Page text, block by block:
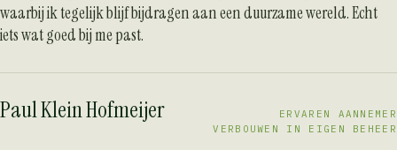
waarbij ik tegelijk blijf bijdragen aan een duurzame wereld. Echt
iets wat goed bij me past.
Paul Klein Hofmeijer
ERVAREN AANNEMER
VERBOUWEN IN EIGEN BEHEER